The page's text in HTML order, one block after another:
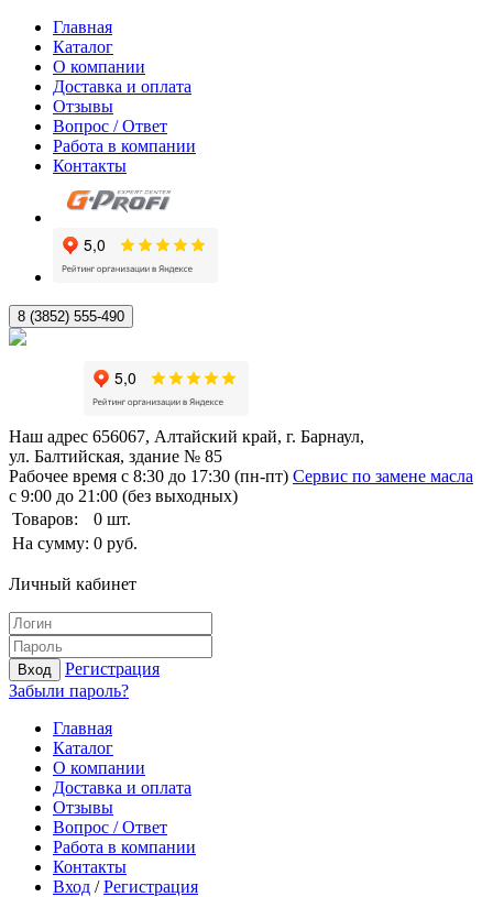
Главная
Каталог
О компании
Доставка и оплата
Отзывы
Вопрос / Ответ
Работа в компании
Контакты
8 (3852) 555-490
Наш адрес 656067, Алтайский край, г. Барнаул,
ул. Балтийская, здание № 85
Рабочее время с 8:30 до 17:30 (пн-пт) Сервис по замене масла
с 9:00 до 21:00 (без выходных)
Товаров:
0 шт.
На сумму: 0 руб.
Личный кабинет
Вход
Регистрация
Забыли пароль?
Главная
Каталог
О компании
Доставка и оплата
Отзывы
Вопрос / Ответ
Работа в компании
Контакты
Вход /Регистрация